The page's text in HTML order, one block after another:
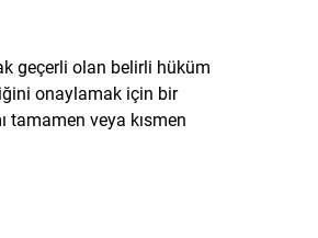
geçerli olan belirli hüküm
onaylamak için bir
tamamen veya kısmen